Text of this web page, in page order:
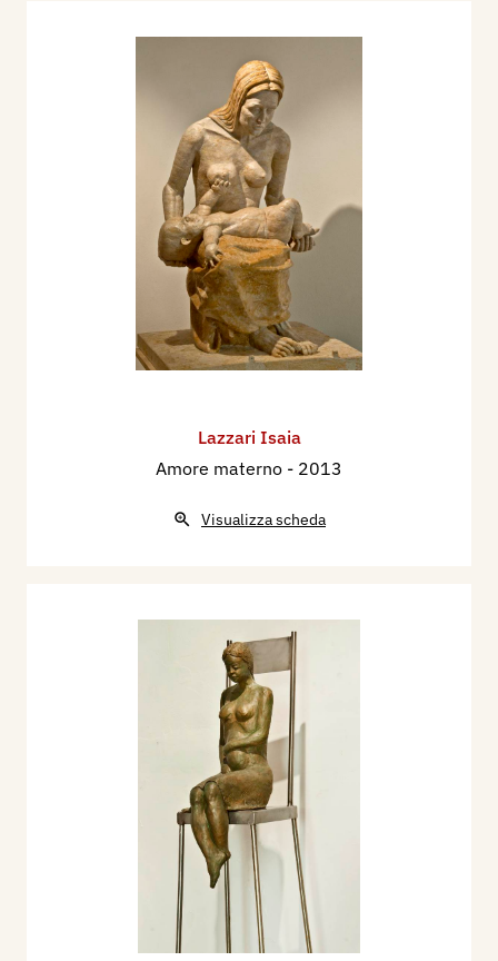
Lazzari Isaia
Amore materno - 2013
Visualizza scheda